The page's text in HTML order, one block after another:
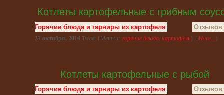
Котлеты картофельные с грибным
Горячие блюда и гарниры из картофеля Отзывов
27 октября, 2014Tweet {Метки: горячие блюда картофель} {More... }
Котлеты картофельные с рыбой
Горячие блюда и гарниры из картофеля Отзывов